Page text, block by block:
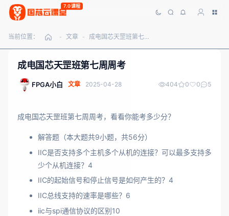
7.0课程
当前位置： - 文章 - 成电国芯天罡班第七周周考
成电国芯天罡班第七周周考
FPGA小白 文章 2025-04-28 404 0 0 5
成电国芯天罡班第七周周考，看看你能考多少分？
解答题（本大题共9小题，共56分）
IIC是否支持多个主机多个从机的连接？可以最多支持多
少个从机连接？4
IIC的起始信号和停止信号是如何产生的？4
IIC总线支持的速率是哪些？6
iic与spi通信协议的区别10